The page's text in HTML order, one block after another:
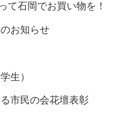
て石岡でお買い物を！
お知らせ
生）
市民の会花壇表彰